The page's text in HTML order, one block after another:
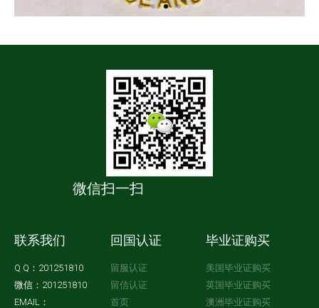
微信扫一扫
联系我们
Q Q：201251810
微信：201251810
EMAIL：
回国认证
留服认证
留信认证
首页
毕业证购买
美国毕业证购买
英国毕业证购买
澳洲毕业证购买